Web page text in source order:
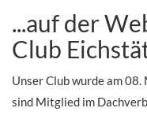
...auf der
Club
Unser Club wurde am
sind Mitglied im